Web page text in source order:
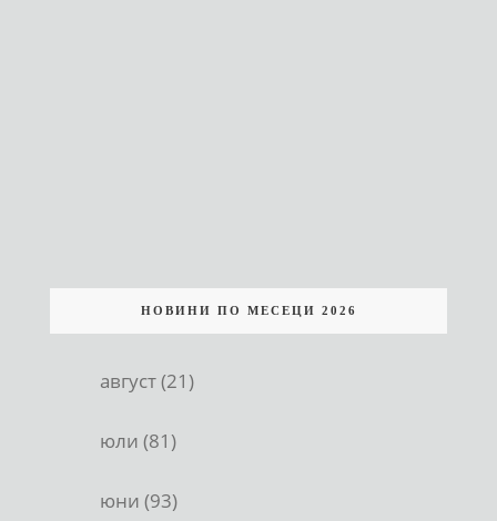
НОВИНИ ПО МЕСЕЦИ 2026
август (21)
юли (81)
юни (93)